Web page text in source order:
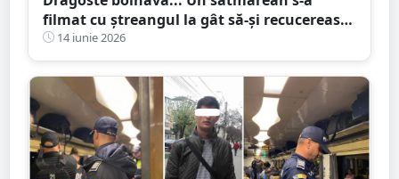
filmat cu ștreangul la gât să-și recucerească
iubita. A făcut și accident
14 iunie 2026